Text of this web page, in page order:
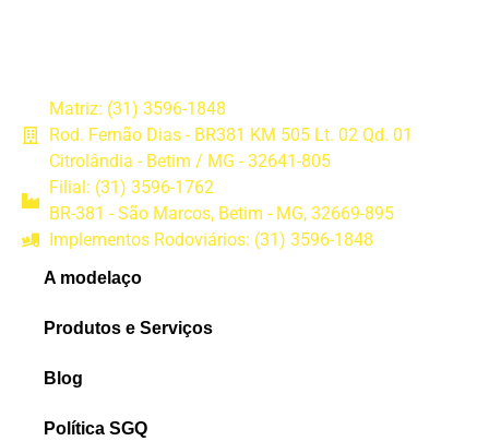
Matriz: (31) 3596-1848
Rod. Fernão Dias - BR381 KM 505 Lt. 02 Qd. 01
Citrolândia - Betim / MG - 32641-805
Filial: (31) 3596-1762
BR-381 - São Marcos, Betim - MG, 32669-895
Implementos Rodoviários: (31) 3596-1848
A modelaço
Produtos e Serviços
Blog
Política SGQ